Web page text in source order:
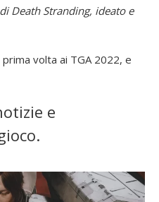
Death Stranding, ideato e
volta ai TGA 2022, e
e